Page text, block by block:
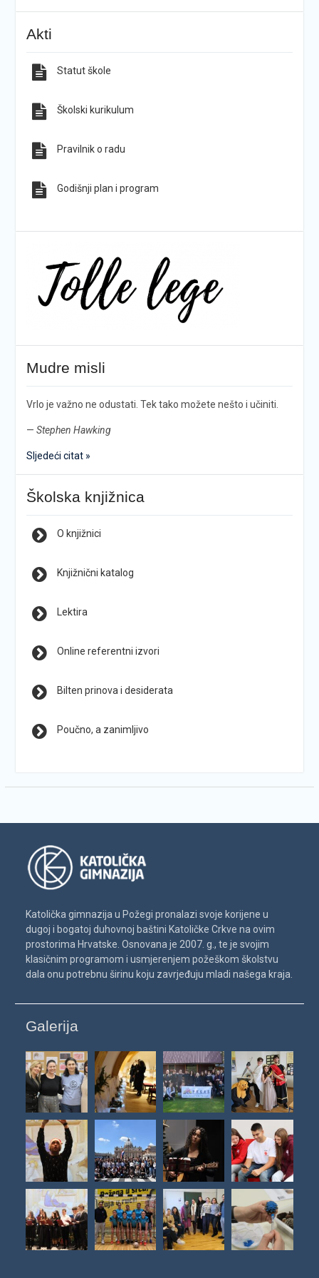
Akti
Statut škole
Školski kurikulum
Pravilnik o radu
Godišnji plan i program
Mudre misli
Vrlo je važno ne odustati. Tek tako možete nešto i učiniti.
— Stephen Hawking
Sljedeći citat »
Školska knjižnica
O knjižnici
Knjižnični katalog
Lektira
Online referentni izvori
Bilten prinova i desiderata
Poučno, a zanimljivo
Katolička gimnazija u Požegi pronalazi svoje korijene u
dugoj i bogatoj duhovnoj baštini Katoličke Crkve na ovim
prostorima Hrvatske. Osnovana je 2007. g., te je svojim
klasičnim programom i usmjerenjem požeškom školstvu
dala onu potrebnu širinu koju zavrjeđuju mladi našega kraja.
Galerija